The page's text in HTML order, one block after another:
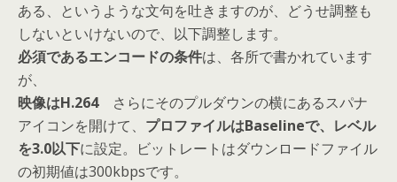
ある、というような文句を吐きますのが、どうせ調整も
しないといけないので、以下調整します。
必須であるエンコードの条件は、各所で書かれています
が、
映像はH.264さらにそのプルダウンの横にあるスパナ
アイコンを開けて、 プロファイルはBaselineで、レベル
を3.0以下に設定。ビットレートはダウンロードファイル
の初期値は300kbpsです。